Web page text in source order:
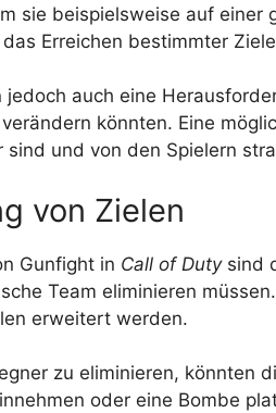
sie beispielsweise auf einer
Erreichen bestimmter
jedoch auch eine
könnten. Eine
und von den Spielern
von Zielen
Gunfight in Call of Dutysind
Team eliminieren
erweitert werden.
zu eliminieren, könnten
oder eine Bombe